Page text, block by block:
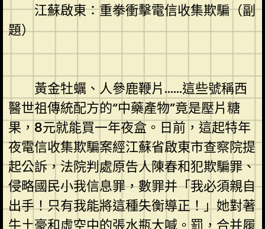
江蘇啟東：重拳衝擊電信收集欺騙（副
題）
黃金牡蠣、人參鹿鞭片……這些號稱西
醫世祖傳統配方的“中藥產物”竟是壓片糖
果，8元就能買一年夜盒。日前，這起特年
夜電信收集欺騙案經江蘇省啟東市查察院提
起公訴，法院判處原告人陳春和犯欺騙罪、
侵略國民小我信息罪，數罪并「我必須親自
出手！只有我能將這種失衡導正！」她對著
牛土豪和虛空中的張水瓶大喊。罰，合并履